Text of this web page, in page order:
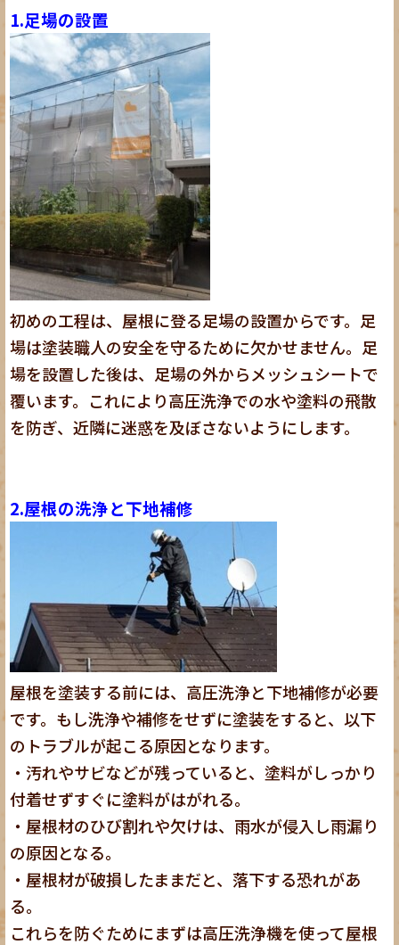
1.足場の設置
初めの工程は、屋根に登る足場の設置からです。足
場は塗装職人の安全を守るために欠かせません。足
場を設置した後は、足場の外からメッシュシートで
覆います。これにより高圧洗浄での水や塗料の飛散
を防ぎ、近隣に迷惑を及ぼさないようにします。
2.屋根の洗浄と下地補修
屋根を塗装する前には、高圧洗浄と下地補修が必要
です。もし洗浄や補修をせずに塗装をすると、以下
のトラブルが起こる原因となります。
・汚れやサビなどが残っていると、塗料がしっかり
付着せずすぐに塗料がはがれる。
・屋根材のひび割れや欠けは、雨水が侵入し雨漏り
の原因となる。
・屋根材が破損したままだと、落下する恐れがあ
る。
これらを防ぐためにまずは高圧洗浄機を使って屋根